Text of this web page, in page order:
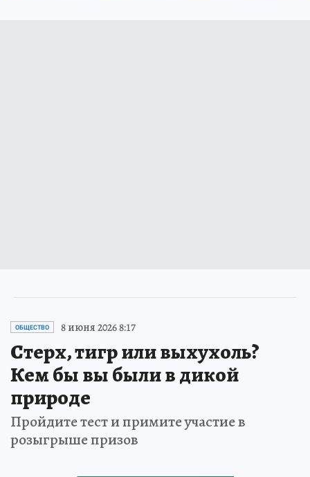
ОБЩЕСТВО 8 июня 2026 8:17
Стерх, тигр или выхухоль?
Кем бы вы были в дикой
природе
Пройдите тест и примите участие в
розыгрыше призов